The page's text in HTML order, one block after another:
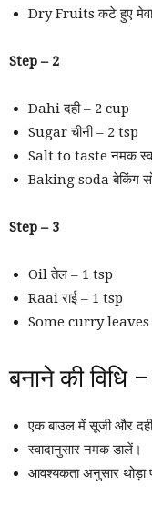
Dry Fruits कटे हुए मेवा
Step – 2
Dahi दही – 2 cup
Sugar चीनी – 2 tsp
Salt to taste नमक
Baking soda बेकिंग
Step – 3
Oil तेल – 1 tsp
Raai राई – 1 tsp
Some curry leaves
बनाने की विधि –
एक बाउल में सूजी और दही
स्वादानुसार नमक डालें।
आवश्यकता अनुसार थोड़ा